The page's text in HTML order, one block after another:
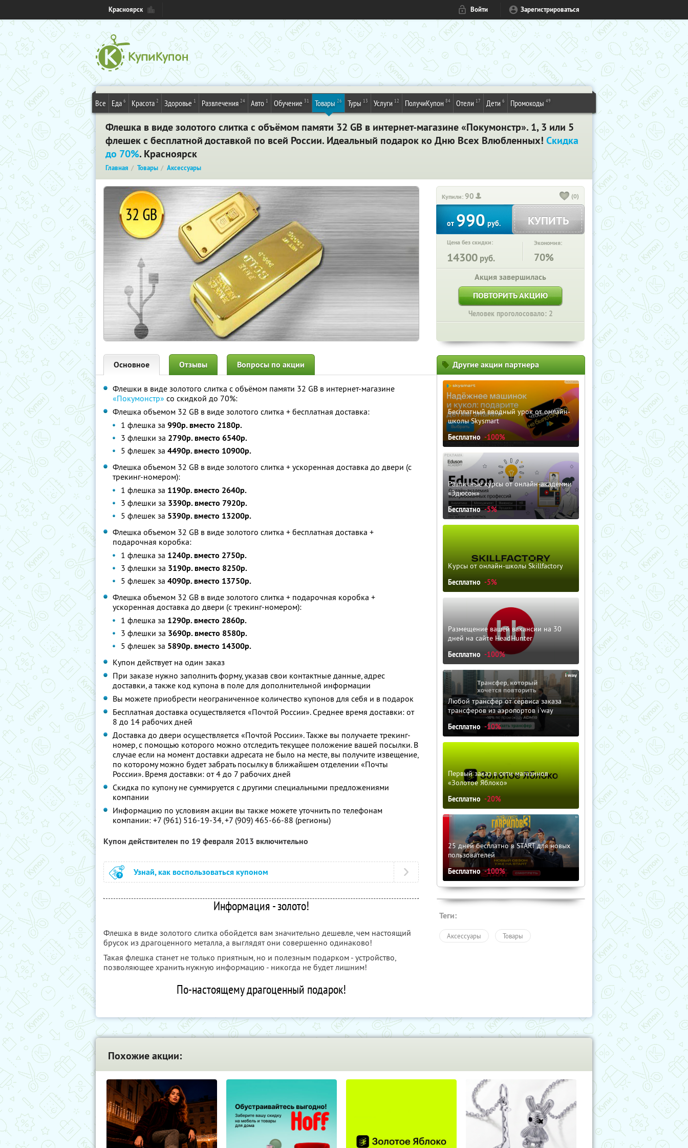
Красноярск Войти Зарегистрироваться
Все Еда 6 Красота 2 Здоровье 1 Развлечения 24 Авто 1 Обучение 31 Товары 26 Туры 13 Услуги 12 ПолучиКупон 84 Отели 17 Дети 6 Промокоды 49
Флешка в виде золотого слитка с объёмом памяти 32 GB в интернет-магазине «Покумонстр». 1, 3 или 5
флешек с бесплатной доставкой по всей России. Идеальный подарок ко Дню Всех Влюбленных! Скидка
до 70%. Красноярск
Главная Товары Аксессуары
Купили:90 (0)
от990руб. КУПИТЬ
Цена без скидки:
14300 руб.
Экономия:
70%
Акция завершилась
ПОВТОРИТЬ АКЦИЮ
Человек проголосовало: 2
Основное Отзывы Вопросы по акции
Флешки в виде золотого слитка с объёмом памяти 32 GB в интернет-магазине
«Покумонстр» со скидкой до 70%:
Флешка объемом 32 GB в виде золотого слитка + бесплатная доставка:
1 флешка за 990р. вместо 2180р.
3 флешки за 2790р. вместо 6540р.
5 флешек за 4490р. вместо 10900р.
Флешка объемом 32 GB в виде золотого слитка + ускоренная доставка до двери (с
трекинг-номером):
1 флешка за 1190р. вместо 2640р.
3 флешки за 3390р. вместо 7920р.
5 флешек за 5390р. вместо 13200р.
Флешка объемом 32 GB в виде золотого слитка + бесплатная доставка +
подарочная коробка:
1 флешка за 1240р. вместо 2750р.
3 флешки за 3190р. вместо 8250р.
5 флешек за 4090р. вместо 13750р.
Флешка объемом 32 GB в виде золотого слитка + подарочная коробка +
ускоренная доставка до двери (с трекинг-номером):
1 флешка за 1290р. вместо 2860р.
3 флешки за 3690р. вместо 8580р.
5 флешек за 5890р. вместо 14300р.
Купон действует на один заказ
При заказе нужно заполнить форму, указав свои контактные данные, адрес
доставки, а также код купона в поле для дополнительной информации
Вы можете приобрести неограниченное количество купонов для себя и в подарок
Бесплатная доставка осуществляется «Почтой России». Среднее время доставки: от
8 до 14 рабочих дней
Доставка до двери осуществляется «Почтой России». Также вы получаете трекинг-
номер, с помощью которого можно отследить текущее положение вашей посылки. В
случае если на момент доставки адресата не было на месте, вы получите извещение,
по которому можно будет забрать посылку в ближайшем отделении «Почты
России». Время доставки: от 4 до 7 рабочих дней
Скидка по купону не суммируется с другими специальными предложениями
компании
Информацию по условиям акции вы также можете уточнить по телефонам
компании: +7 (961) 516-19-34, +7 (909) 465-66-88 (регионы)
Купон действителен по 19 февраля 2013 включительно
Узнай, как воспользоваться купоном
Информация - золото!
Флешка в виде золотого слитка обойдется вам значительно дешевле, чем настоящий
брусок из драгоценного металла, а выглядят они совершенно одинаково!
Такая флешка станет не только приятным, но и полезным подарком - устройство,
позволяющее хранить нужную информацию - никогда не будет лишним!
По-настоящему драгоценный подарок!
Другие акции партнера
Бесплатный вводный урок от онлайн-
школы Skysmart
Бесплатно -100%
Различные курсы от онлайн-академии
«Эдюсон»
Бесплатно -5%
Курсы от онлайн-школы Skillfactory
Бесплатно -5%
Размещение вашей вакансии на 30
дней на сайте HeadHunter
Бесплатно -100%
Любой трансфер от сервиса заказа
трансферов из аэропортов i'way
Бесплатно -10%
Первый заказ в сети магазинов
«Золотое Яблоко»
Бесплатно -20%
25 дней бесплатно в START для новых
пользователей
Бесплатно -100%
Теги:
Аксессуары Товары
Похожие акции: